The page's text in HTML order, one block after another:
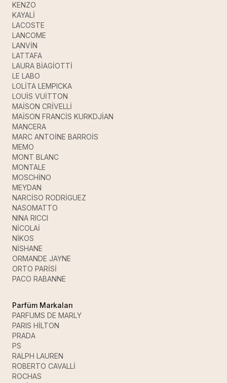
KENZO
KAYALİ
LACOSTE
LANCOME
LANVİN
LATTAFA
LAURA BİAGİOTTİ
LE LABO
LOLİTA LEMPICKA
LOUİS VUİTTON
MAİSON CRİVELLİ
MAİSON FRANCİS KURKDJİAN
MANCERA
MARC ANTOİNE BARROİS
MEMO
MONT BLANC
MONTALE
MOSCHİNO
MEYDAN
NARCİSO RODRİGUEZ
NASOMATTO
NINA RICCI
NİCOLAİ
NİKOS
NİSHANE
ORMANDE JAYNE
ORTO PARİSİ
PACO RABANNE
Parfüm Markaları
PARFUMS DE MARLY
PARIS HİLTON
PRADA
PS
RALPH LAUREN
ROBERTO CAVALLİ
ROCHAS